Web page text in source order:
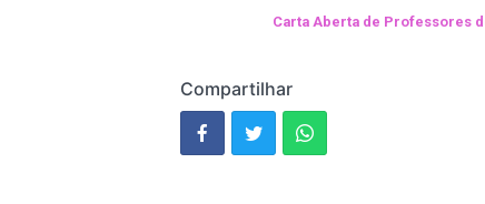
Carta Aberta de Professores
Compartilhar